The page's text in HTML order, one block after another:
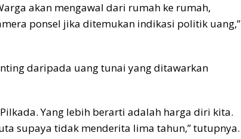
akan mengawal dari rumah ke rumah,
ponsel jika ditemukan indikasi politik uang,”
daripada uang tunai yang ditawarkan
Yang lebih berarti adalah harga diri kita.
supaya tidak menderita lima tahun,” tutupnya.